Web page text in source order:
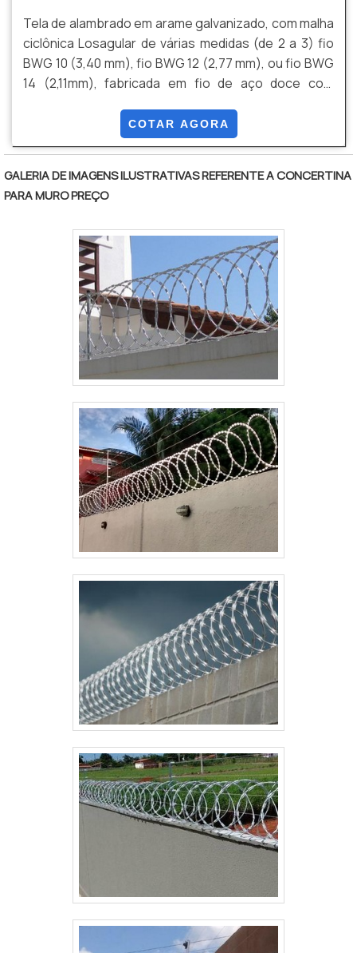
Tela de alambrado em arame galvanizado, com malha
ciclônica Losagular de várias medidas (de 2 a 3) fio
BWG 10 (3,40 mm), fio BWG 12 (2,77 mm), ou fio BWG
14 (2,11mm), fabricada em fio de aço doce com
acordo com a NBR 5589, galvanizado por imersão em
banho de zinco antes de tecer a malha, com uma
NBR 6331, com acabamento lateral de pontas
dobradas.
COTAR AGORA
GALERIA DE IMAGENS ILUSTRATIVAS REFERENTE A CONCERTINA
PARA MURO PREÇO